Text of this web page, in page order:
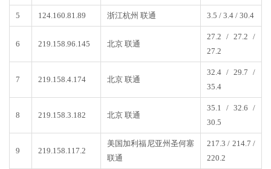
5 124.160.81.89 浙江杭州 联通 3.5 / 3.4 / 30.4
6 219.158.96.145 北京 联通
27.2 / 27.2 /
27.2
7 219.158.4.174 北京 联通
32.4 / 29.7 /
35.4
8 219.158.3.182 北京 联通
35.1 / 32.6 /
30.5
9 219.158.117.2
美国加利福尼亚州圣何塞
联通
217.3 / 214.7 /
220.2